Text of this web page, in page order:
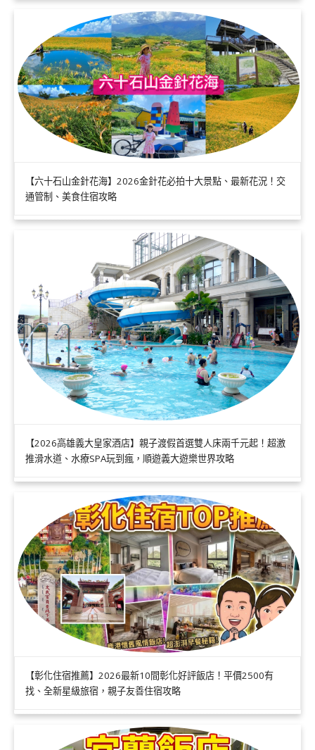
【六十石山金針花海】2026金針花必拍十大景點、最新花況！交
通管制、美食住宿攻略
【2026高雄義大皇家酒店】親子渡假首選雙人床兩千元起！超激
推滑水道、水療SPA玩到瘋，順遊義大遊樂世界攻略
【彰化住宿推薦】2026最新10間彰化好評飯店！平價2500有
找、全新星級旅宿，親子友善住宿攻略